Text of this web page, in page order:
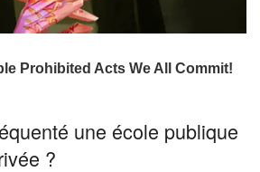
une école publique
?